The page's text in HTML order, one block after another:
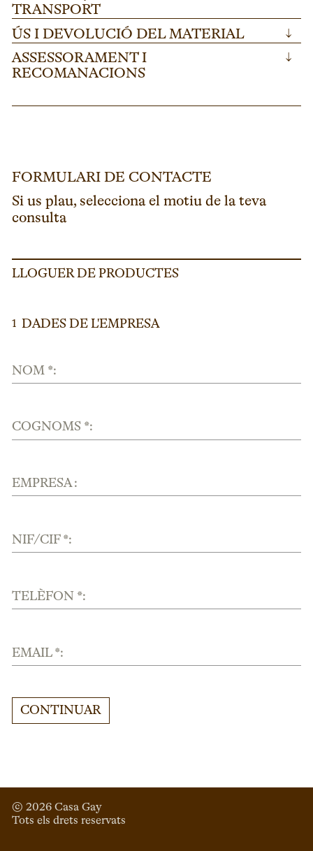
TRANSPORT
ÚS I DEVOLUCIÓ DEL MATERIAL ↓
ASSESSORAMENT I
RECOMANACIONS
↓
FORMULARI DE CONTACTE
Si us plau, selecciona el motiu de la teva
consulta
LLOGUER DE PRODUCTES
1 DADES DE L'EMPRESA
NOM *:
COGNOMS *:
EMPRESA :
NIF/CIF *:
TELÈFON *:
EMAIL *:
CONTINUAR
© 2026 Casa Gay
Tots els drets reservats